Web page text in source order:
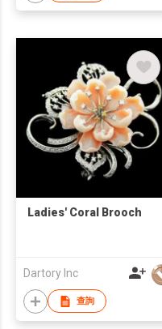
Ladies' Coral Brooch
Dartory Inc
查詢